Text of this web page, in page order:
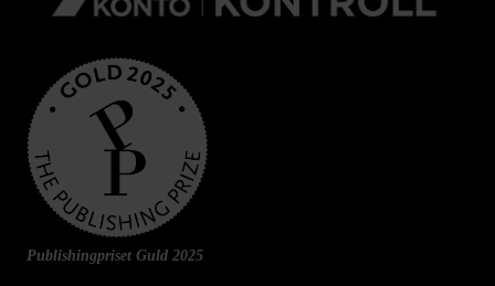
Publishingpriset Guld 2025